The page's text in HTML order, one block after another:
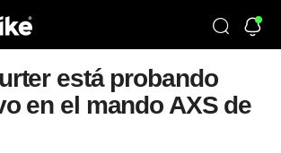
está probando
en el mando AXS de